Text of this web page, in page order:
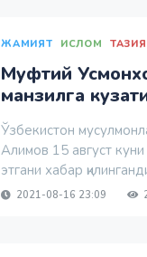
ЖАМИЯТ ИСЛОМ ТАЗИЯ
Муфтий
манзилга
Ўзбекистон
Алимов 15 август
этгани хабар
2021-08-16 23:09